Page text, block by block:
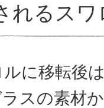
れるス
に移転後
スの素材